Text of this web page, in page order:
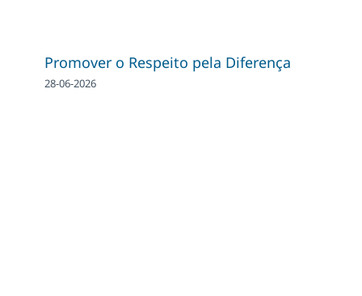
Promover o Respeito pela Diferença
28-06-2026